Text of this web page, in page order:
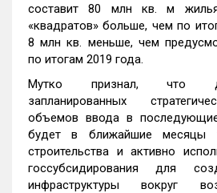
составит 80 млн кв. м
«квадратов» больше, чем по
8 млн кв. меньше, чем
по итогам 2019 года.
Мутко признал, что
запланированных
объемов ввода в
будет в ближайшие месяцы
строительства и активно
госсубсидирования для
инфраструктуры вокруг